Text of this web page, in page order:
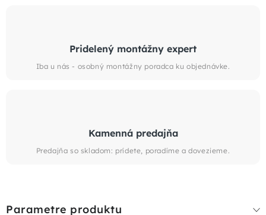
Pridelený montážny expert
Iba u nás - osobný montážny poradca ku objednávke.
Kamenná predajňa
Predajňa so skladom: prídete, poradíme a dovezieme.
Parametre produktu